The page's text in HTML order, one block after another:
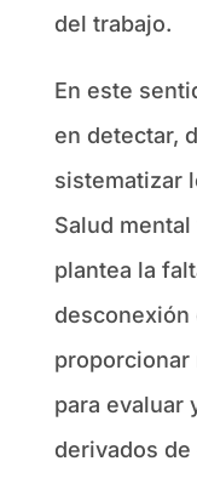
del trabajo.
En este
en detectar,
sistematizar
Salud
plantea la
desconexión
proporcionar
para evaluar
derivados de